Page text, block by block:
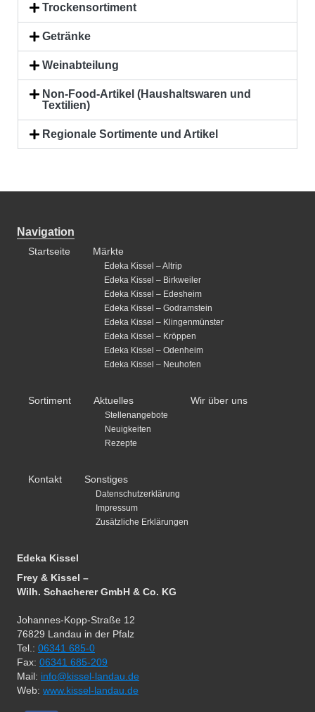
Trockensortiment
Getränke
Weinabteilung
Non-Food-Artikel (Haushaltswaren und
Textilien)
Regionale Sortimente und Artikel
Navigation
Startseite Märkte
Edeka Kissel – Altrip
Edeka Kissel – Birkweiler
Edeka Kissel – Edesheim
Edeka Kissel – Godramstein
Edeka Kissel – Klingenmünster
Edeka Kissel – Kröppen
Edeka Kissel – Odenheim
Edeka Kissel – Neuhofen
Sortiment Aktuelles
Stellenangebote
Neuigkeiten
Rezepte
Wir über uns
Kontakt Sonstiges
Datenschutzerklärung
Impressum
Zusätzliche Erklärungen
Edeka Kissel
Frey & Kissel –
Wilh. Schacherer GmbH & Co. KG
Johannes-Kopp-Straße 12
76829 Landau in der Pfalz
Tel.: 06341 685-0
Fax: 06341 685-209
Mail: info@kissel-landau.de
Web: www.kissel-landau.de